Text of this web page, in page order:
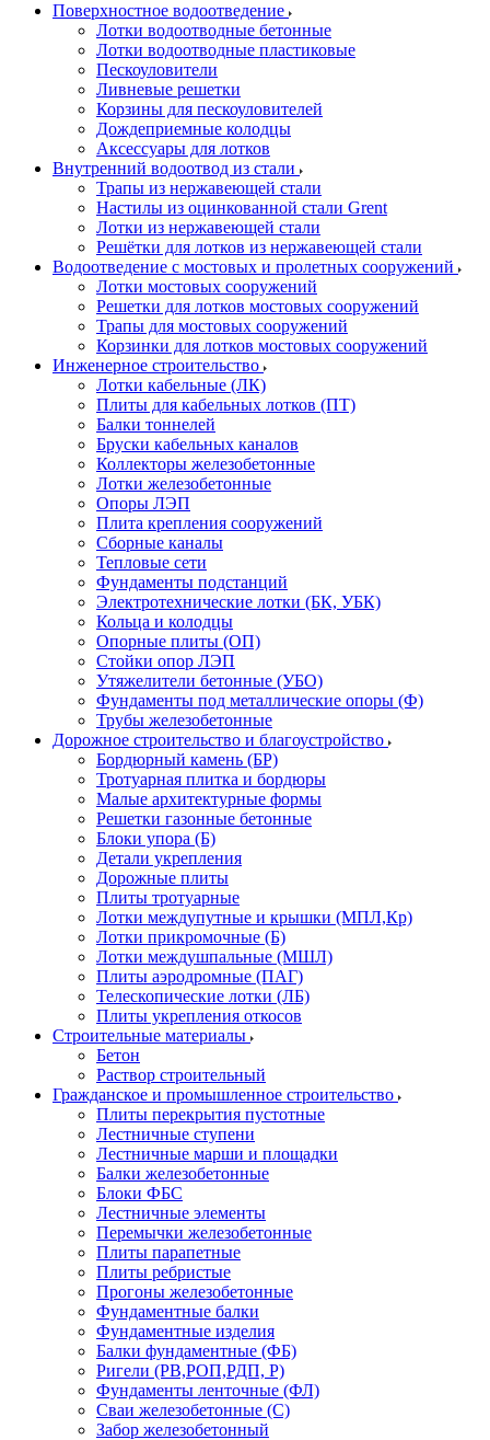
Поверхностное водоотведение
Лотки водоотводные бетонные
Лотки водоотводные пластиковые
Пескоуловители
Ливневые решетки
Корзины для пескоуловителей
Дождеприемные колодцы
Аксессуары для лотков
Внутренний водоотвод из стали
Трапы из нержавеющей стали
Настилы из оцинкованной стали Grent
Лотки из нержавеющей стали
Решётки для лотков из нержавеющей стали
Водоотведение с мостовых и пролетных сооружений
Лотки мостовых сооружений
Решетки для лотков мостовых сооружений
Трапы для мостовых сооружений
Корзинки для лотков мостовых сооружений
Инженерное строительство
Лотки кабельные (ЛК)
Плиты для кабельных лотков (ПТ)
Балки тоннелей
Бруски кабельных каналов
Коллекторы железобетонные
Лотки железобетонные
Опоры ЛЭП
Плита крепления сооружений
Сборные каналы
Тепловые сети
Фундаменты подстанций
Электротехнические лотки (БК, УБК)
Кольца и колодцы
Опорные плиты (ОП)
Стойки опор ЛЭП
Утяжелители бетонные (УБО)
Фундаменты под металлические опоры (Ф)
Трубы железобетонные
Дорожное строительство и благоустройство
Бордюрный камень (БР)
Тротуарная плитка и бордюры
Малые архитектурные формы
Решетки газонные бетонные
Блоки упора (Б)
Детали укрепления
Дорожные плиты
Плиты тротуарные
Лотки междупутные и крышки (МПЛ,Кр)
Лотки прикромочные (Б)
Лотки междушпальные (МШЛ)
Плиты аэродромные (ПАГ)
Телескопические лотки (ЛБ)
Плиты укрепления откосов
Строительные материалы
Бетон
Раствор строительный
Гражданское и промышленное строительство
Плиты перекрытия пустотные
Лестничные ступени
Лестничные марши и площадки
Балки железобетонные
Блоки ФБС
Лестничные элементы
Перемычки железобетонные
Плиты парапетные
Плиты ребристые
Прогоны железобетонные
Фундаментные балки
Фундаментные изделия
Балки фундаментные (ФБ)
Ригели (РВ,РОП,РДП, Р)
Фундаменты ленточные (ФЛ)
Сваи железобетонные (С)
Забор железобетонный